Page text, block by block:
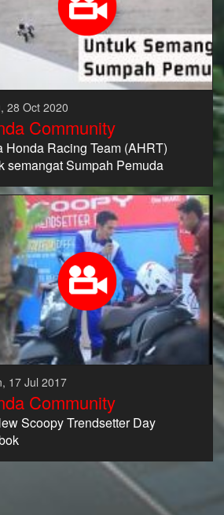
28 Oct 2020
Community
Honda Racing Team (AHRT)
semangat Sumpah Pemuda
17 Jul 2017
Community
Scoopy Trendsetter Day